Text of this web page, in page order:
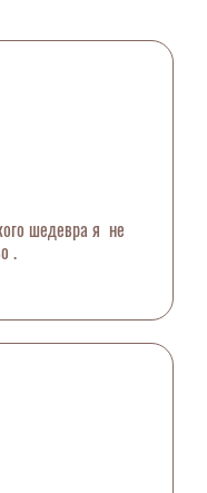
шедевра я не
.